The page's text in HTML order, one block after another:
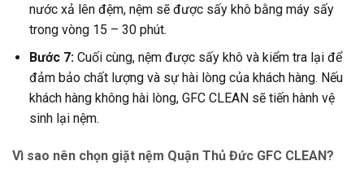
nước xả lên đệm, nệm sẽ được sấy khô bằng máy sấy
trong vòng 15 – 30 phút.
Bước 7: Cuối cùng, nệm được sấy khô và kiểm tra lại để
đảm bảo chất lượng và sự hài lòng của khách hàng. Nếu
khách hàng không hài lòng, GFC CLEAN sẽ tiến hành vệ
sinh lại nệm.
Vì sao nên chọn giặt nệm Quận Thủ Đức GFC CLEAN?